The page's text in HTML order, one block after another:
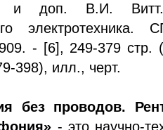
и доп. В.И.
электротехника.
- [6], 249-379 стр.
398), илл., черт.
без проводов.
- это научно-